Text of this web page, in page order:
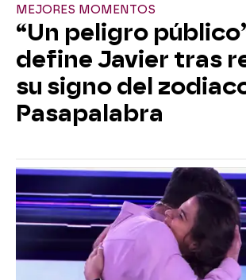
MEJORES MOMENTOS
“Un peligro
define Javier tras
su signo del
Pasapalabra